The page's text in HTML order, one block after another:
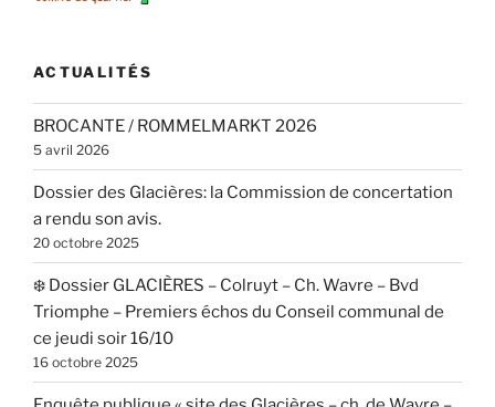
ACTUALITÉS
BROCANTE / ROMMELMARKT 2026
5 avril 2026
Dossier des Glacières: la Commission de concertation
a rendu son avis.
20 octobre 2025
❄️ Dossier GLACIÈRES – Colruyt – Ch. Wavre – Bvd
Triomphe – Premiers échos du Conseil communal de
ce jeudi soir 16/10
16 octobre 2025